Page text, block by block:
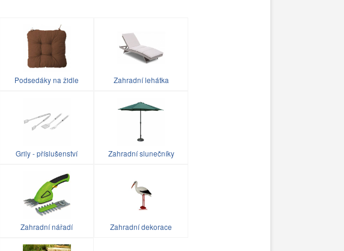
Podsedáky na židle Zahradní lehátka
Grily - příslušenství Zahradní slunečníky
Zahradní nářadí Zahradní dekorace